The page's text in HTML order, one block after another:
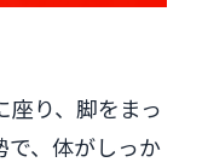
座り、脚をまっ
で、体がしっか